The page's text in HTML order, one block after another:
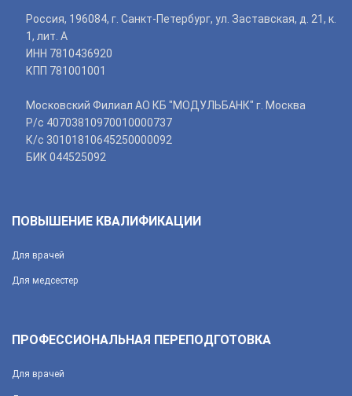
Россия, 196084, г. Санкт-Петербург, ул. Заставская, д. 21, к.
1, лит. А
ИНН 7810436920
КПП 781001001
Московский Филиал АО КБ "МОДУЛЬБАНК" г. Москва
Р/с 40703810970010000737
К/с 30101810645250000092
БИК 044525092
ПОВЫШЕНИЕ КВАЛИФИКАЦИИ
Для врачей
Для медсестер
ПРОФЕССИОНАЛЬНАЯ ПЕРЕПОДГОТОВКА
Для врачей